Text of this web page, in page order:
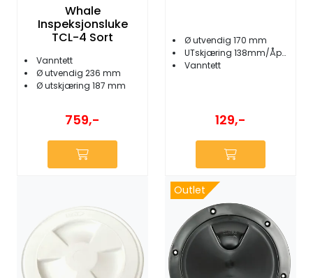
Whale
Inspeksjonsluke
TCL-4 Sort
Vanntett
Ø utvendig 236 mm
Ø utskjæring 187 mm
759,-
Ø utvendig 170 mm
UTskjæring 138mm/Åpning 129 mm
Vanntett
129,-
Outlet